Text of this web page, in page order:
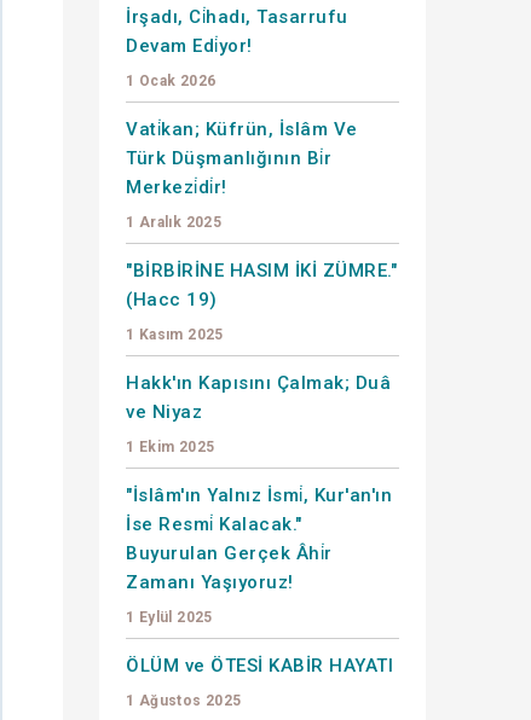
İrşadı, Ci̇hadı, Tasarrufu
Devam Edi̇yor!
1 Ocak 2026
Vati̇kan; Küfrün, İslâm Ve
Türk Düşmanlığının Bi̇r
Merkezi̇di̇r!
1 Aralık 2025
"BİRBİRİNE HASIM İKİ ZÜMRE."
(Hacc 19)
1 Kasım 2025
Hakk'ın Kapısını Çalmak; Duâ
ve Niyaz
1 Ekim 2025
"İslâm'ın Yalnız İsmi̇, Kur'an'ın
İse Resmi̇ Kalacak."
Buyurulan Gerçek Âhi̇r
Zamanı Yaşıyoruz!
1 Eylül 2025
ÖLÜM ve ÖTESİ KABİR HAYATI
1 Ağustos 2025